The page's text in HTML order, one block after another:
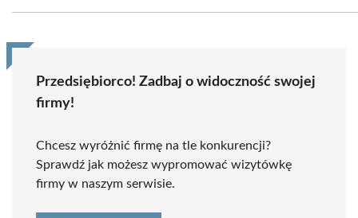
Przedsiębiorco! Zadbaj o widoczność swojej
firmy!
Chcesz wyróżnić firmę na tle konkurencji?
Sprawdź jak możesz wypromować wizytówkę
firmy w naszym serwisie.